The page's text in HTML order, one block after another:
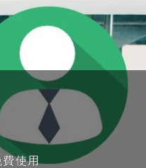
費使用